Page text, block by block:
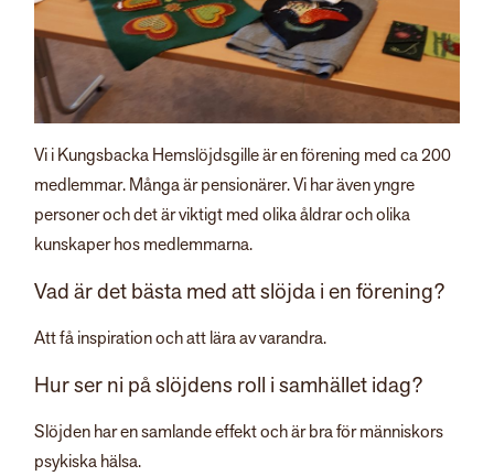
Vi i Kungsbacka Hemslöjdsgille är en förening med ca 200
medlemmar. Många är pensionärer. Vi har även yngre
personer och det är viktigt med olika åldrar och olika
kunskaper hos medlemmarna.
Vad är det bästa med att slöjda i en förening?
Att få inspiration och att lära av varandra.
Hur ser ni på slöjdens roll i samhället idag?
Slöjden har en samlande effekt och är bra för människors
psykiska hälsa.